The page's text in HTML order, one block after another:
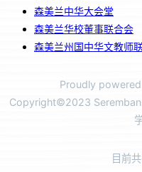
森美兰中华大会堂
森美兰华校董事联合会
森美兰州国中华文教师
Proudly powered
Copyright©2023 Seremban
目前